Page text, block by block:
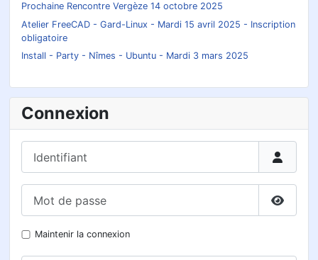
Prochaine Rencontre Vergèze 14 octobre 2025
Atelier FreeCAD - Gard-Linux - Mardi 15 avril 2025 - Inscription
obligatoire
Install - Party - Nîmes - Ubuntu - Mardi 3 mars 2025
Connexion
Maintenir la connexion